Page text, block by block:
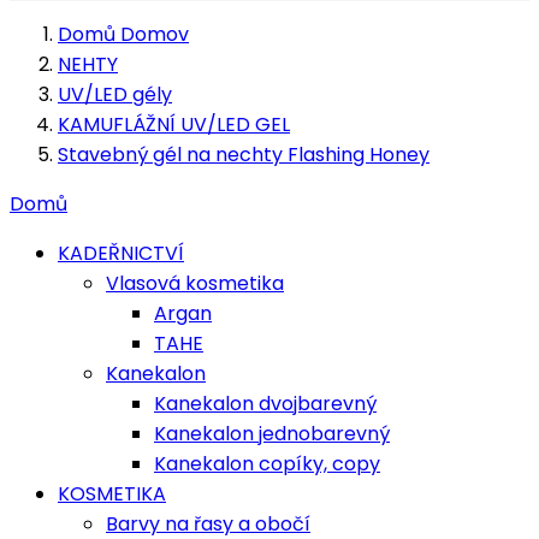
Domů Domov
NEHTY
UV/LED gély
KAMUFLÁŽNÍ UV/LED GEL
Stavebný gél na nechty Flashing Honey
Domů
KADEŘNICTVÍ
Vlasová kosmetika
Argan
TAHE
Kanekalon
Kanekalon dvojbarevný
Kanekalon jednobarevný
Kanekalon copíky, copy
KOSMETIKA
Barvy na řasy a obočí